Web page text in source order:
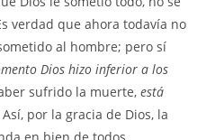
verdad que ahora todavía no
al hombre; pero sí
Dios hizo inferior a los
sufrido la muerte,está
Así, por la gracia de Dios, la